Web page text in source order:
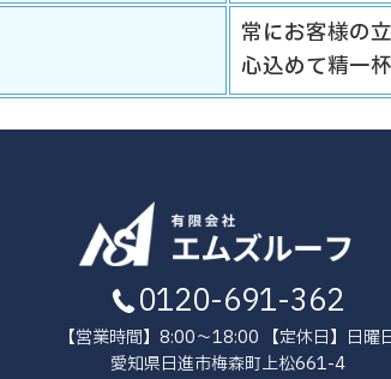
常にお客様の
心込めて精一
0120-691-362
【営業時間】8:00～18:00 【定休日】日曜
愛知県日進市梅森町上松661-4